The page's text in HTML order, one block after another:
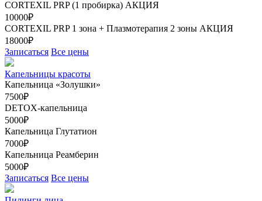
CORTEXIL PRP (1 пробирка) АКЦИЯ
10000₽
CORTEXIL PRP 1 зона + Плазмотерапия 2 зоны АКЦИЯ
18000₽
Записаться Все цены
Капельницы красоты
Капельница «Золушки»
7500₽
DETOX-капельница
5000₽
Капельница Глутатион
7000₽
Капельница Реамберин
5000₽
Записаться Все цены